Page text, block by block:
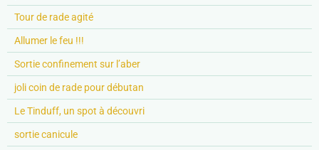
Tour de rade agité
Allumer le feu !!!
Sortie confinement sur l’aber
joli coin de rade pour débutan
Le Tinduff, un spot à découvri
sortie canicule